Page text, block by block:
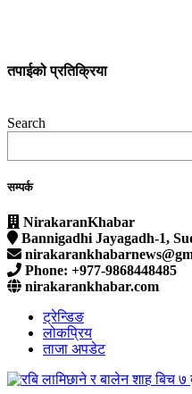
तपाईको प्रतिक्रिया
Search
सम्पर्क
NirakaranKhabar
Bannigadhi Jayagadh-1,
Phone: +977-9868448485
nirakarankhabar.com
ट्रेन्डिङ
लोकप्रिय
ताजा अपडेट